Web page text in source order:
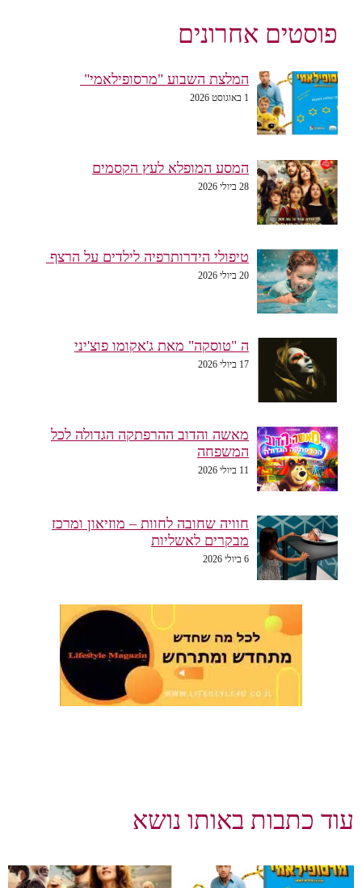
אחרונים
המלצת השבוע "מרסופילאמי"
המסע המופלא לעץ הקסמים
28 ביולי 2026
טיפולי הידרותרפיה לילדים על הרצף
20 ביולי 2026
ה "טוסקה" מאת ג'אקומו פוצ'יני
17 ביולי 2026
מאשה והדוב ההרפתקה הגדולה לכל
המשפחה
11 ביולי 2026
חוויה שחובה לחוות – מוזיאון ומרכז
מבקרים לאשליות
6 ביולי 2026
באותו נושא